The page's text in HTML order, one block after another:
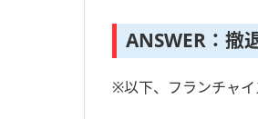
ANSWER：撤
※以下、フランチャイ